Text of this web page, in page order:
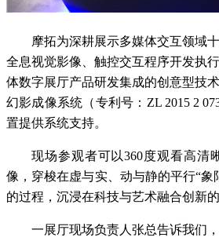
摩拓为深耕展示多媒体交互领域
全息视觉影像、触控交互程序开发执
体数字展厅产品研发集成的创意型技
幻影成像系统（专利号：ZL 2015 2
置提供系统支持。
现场参观者可以360度观看高清
像，穿梭在虚与实、动与静的平行“象
的过程，沉浸在科技与艺术融合创新的
一展厅现场负责人张总告诉我们